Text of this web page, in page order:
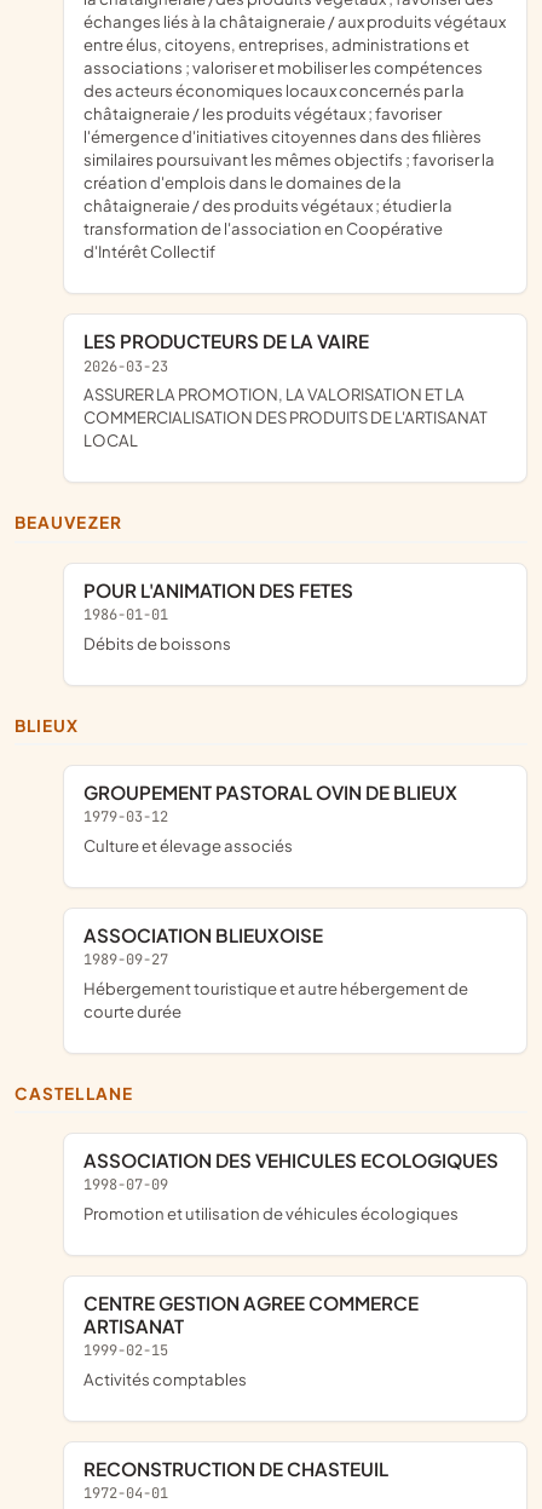
échanges liés à la châtaigneraie / aux produits végétaux
entre élus, citoyens, entreprises, administrations et
associations ; valoriser et mobiliser les compétences
des acteurs économiques locaux concernés par la
châtaigneraie / les produits végétaux ; favoriser
l'émergence d'initiatives citoyennes dans des filières
similaires poursuivant les mêmes objectifs ; favoriser la
création d'emplois dans le domaines de la
châtaigneraie / des produits végétaux ; étudier la
transformation de l'association en Coopérative
d'Intérêt Collectif
LES PRODUCTEURS DE LA VAIRE
2026-03-23
ASSURER LA PROMOTION, LA VALORISATION ET LA
COMMERCIALISATION DES PRODUITS DE L'ARTISANAT
LOCAL
BEAUVEZER
POUR L'ANIMATION DES FETES
1986-01-01
Débits de boissons
BLIEUX
GROUPEMENT PASTORAL OVIN DE BLIEUX
1979-03-12
Culture et élevage associés
ASSOCIATION BLIEUXOISE
1989-09-27
Hébergement touristique et autre hébergement de
courte durée
CASTELLANE
ASSOCIATION DES VEHICULES ECOLOGIQUES
1998-07-09
promotion et utilisation de véhicules écologiques
CENTRE GESTION AGREE COMMERCE
ARTISANAT
1999-02-15
Activités comptables
RECONSTRUCTION DE CHASTEUIL
1972-04-01